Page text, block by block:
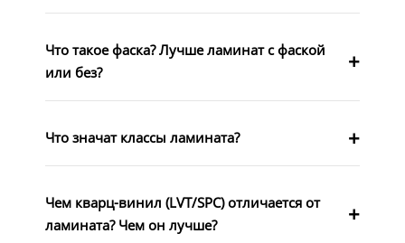
Что такое фаска? Лучше ламинат с фаской
или без?
Что значат классы ламината?
Чем кварц-винил (LVT/SPC) отличается от
ламината? Чем он лучше?